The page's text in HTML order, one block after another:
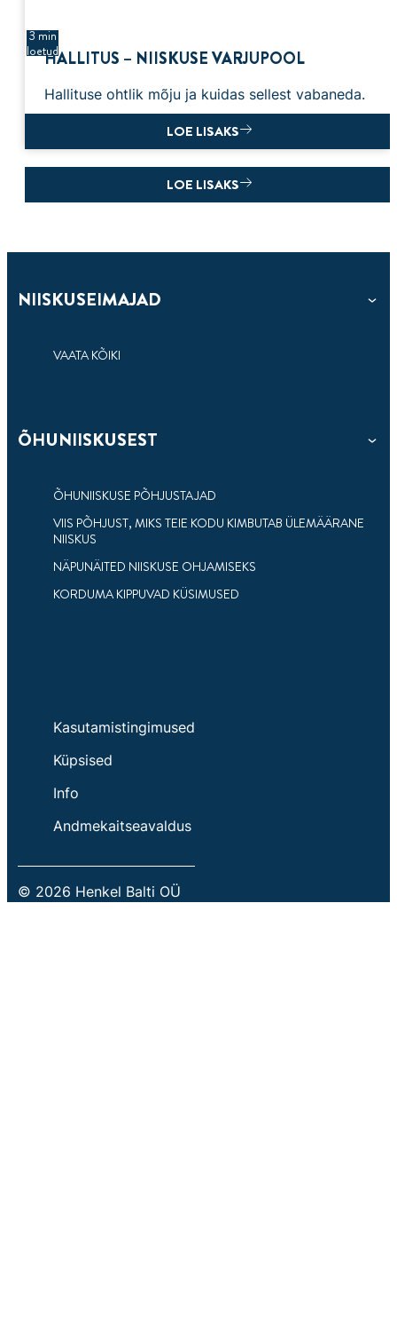
3 min
loetudHALLITUS – NIISKUSE VARJUPOOL
Hallituse ohtlik mõju ja kuidas sellest vabaneda.
LOE LISAKS
3 min
NIISKUSPROBLEEMIDEST – MUST
HALLITUS ON ÜKS NEIST
Liigse õhuniiskuse tavapärased tunnused –
avastage probleemid oma majapidamises.
LOE LISAKS
NIISKUSEIMAJAD
VAATA KÕIKI
ÕHUNIISKUSEST
ÕHUNIISKUSE PÕHJUSTAJAD
VIIS PÕHJUST, MIKS TEIE KODU KIMBUTAB ÜLEMÄÄRANE
NIISKUS
NÄPUNÄITED NIISKUSE OHJAMISEKS
KORDUMA KIPPUVAD KÜSIMUSED
Kasutamistingimused
Küpsised
Info
Andmekaitseavaldus
© 2026 Henkel Balti OÜ